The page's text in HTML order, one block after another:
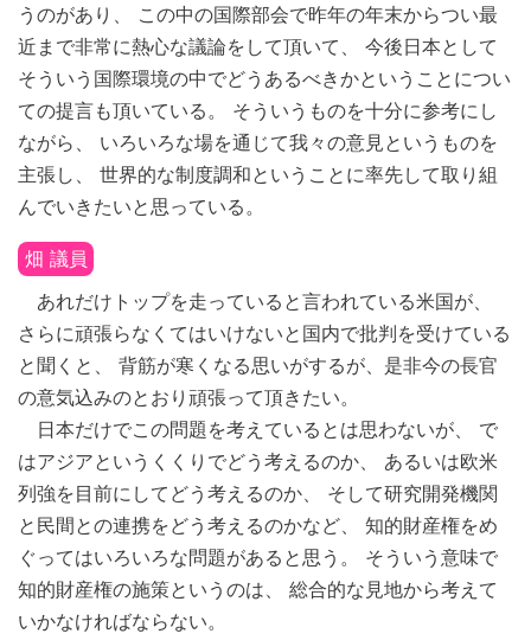
うのがあり、 この中の国際部会で昨年の年末からつい最
近まで非常に熱心な議論をして頂いて、 今後日本として
そういう国際環境の中でどうあるべきかということについ
ての提言も頂いている。 そういうものを十分に参考にし
ながら、 いろいろな場を通じて我々の意見というものを
主張し、 世界的な制度調和ということに率先して取り組
んでいきたいと思っている。
畑 議員
あれだけトップを走っていると言われている米国が、
さらに頑張らなくてはいけないと国内で批判を受けている
と聞くと、 背筋が寒くなる思いがするが、是非今の長官
の意気込みのとおり頑張って頂きたい。
日本だけでこの問題を考えているとは思わないが、 で
はアジアというくくりでどう考えるのか、 あるいは欧米
列強を目前にしてどう考えるのか、 そして研究開発機関
と民間との連携をどう考えるのかなど、 知的財産権をめ
ぐってはいろいろな問題があると思う。 そういう意味で
知的財産権の施策というのは、 総合的な見地から考えて
いかなければならない。